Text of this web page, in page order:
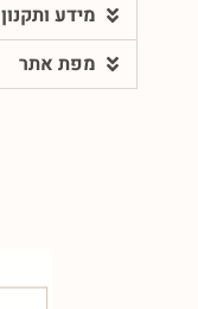
מידע ותקנון
מפת אתר